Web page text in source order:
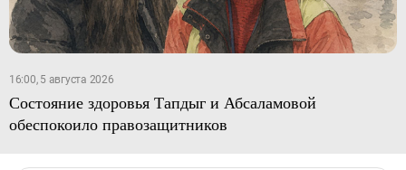
16:00, 5 августа 2026
Состояние здоровья Тапдыг и Абсаламовой
обеспокоило правозащитников